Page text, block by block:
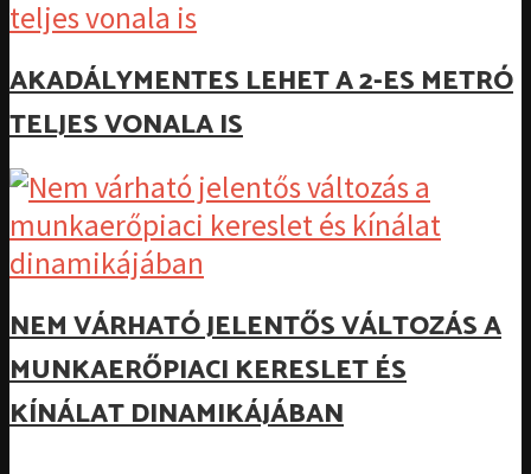
AKADÁLYMENTES LEHET A 2-ES METRÓ
TELJES VONALA IS
NEM VÁRHATÓ JELENTŐS VÁLTOZÁS A
MUNKAERŐPIACI KERESLET ÉS
KÍNÁLAT DINAMIKÁJÁBAN